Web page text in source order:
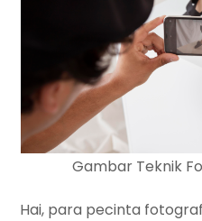
Gambar Teknik
Hai, para pecinta